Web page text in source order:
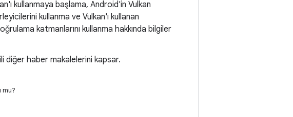
kullanmaya başlama, Android'in Vulkan
kullanma ve Vulkan'ı kullanan
katmanlarını kullanma hakkında bilgiler
diğer haber makalelerini kapsar.
mu?